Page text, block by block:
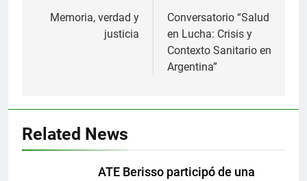
deMemoria, verdad y
justicia
Conversatorio “Salud
en Lucha: Crisis y
Contexto Sanitario en
Argentina”
Related News
ATE Berisso participó de una